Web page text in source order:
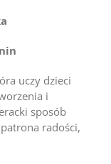
uczy dzieci
i
sposób
radości,